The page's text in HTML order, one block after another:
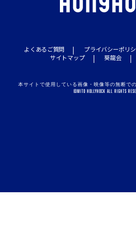
よくあるご質問 プライバシーポリ
サイトマップ
葵龍会
本サイトで使用している画像・映像等の無断で
©MITO HOLLYHOCK ALL RIGHTS